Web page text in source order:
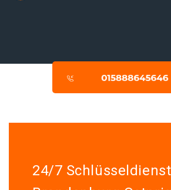
24/7 Schlüsseldienst